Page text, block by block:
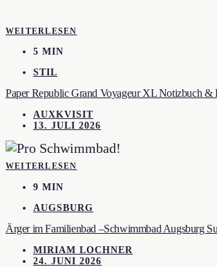
WEITERLESEN
5 MIN
STIL
Paper Republic Grand Voyageur XL Notizbuch &
AUXKVISIT
13. JULI 2026
WEITERLESEN
9 MIN
AUGSBURG
Ärger im Familienbad –Schwimmbad Augsburg
MIRIAM LOCHNER
24. JUNI 2026